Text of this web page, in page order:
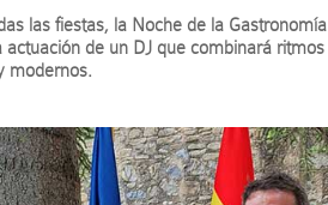
las fiestas, la Noche de la Gastronomía
actuación de un DJ que combinará ritmos
modernos.